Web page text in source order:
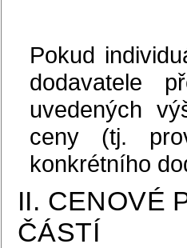
Pokud
dodavatele
uvedených
ceny (tj.
konkrétního
II. CENOVÉ
ČÁSTÍ